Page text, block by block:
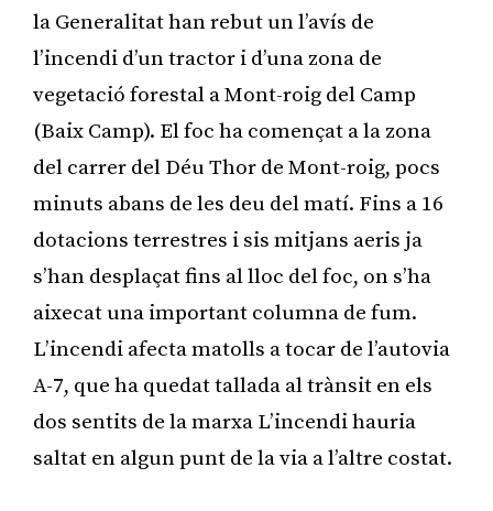
la Generalitat han rebut un l’avís de
l’incendi d’un tractor i d’una zona de
vegetació forestal a Mont-roig del Camp
(Baix Camp). El foc ha començat a la zona
del carrer del Déu Thor de Mont-roig, pocs
minuts abans de les deu del matí. Fins a 16
dotacions terrestres i sis mitjans aeris ja
s’han desplaçat fins al lloc del foc, on s’ha
aixecat una important columna de fum.
L’incendi afecta matolls a tocar de l’autovia
A-7, que ha quedat tallada al trànsit en els
dos sentits de la marxa L’incendi hauria
saltat en algun punt de la via a l’altre costat.